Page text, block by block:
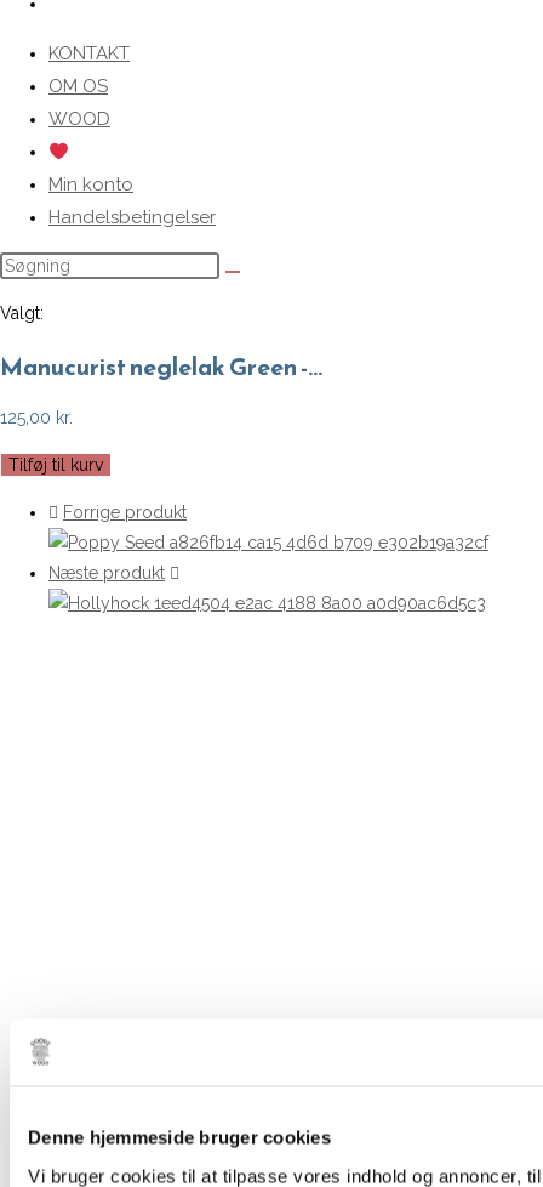
Denne hjemmeside bruger cookies
Vi bruger cookies til at tilpasse vores indhold og annoncer,
search
KONTAKT
OM OS
WOOD
Min konto
Handelsbetingelser
Valgt:
Manucurist neglelak Green -…
125,00 kr.
Manucurist
Tilføj til kurv
Forrige produkt
Næste produkt